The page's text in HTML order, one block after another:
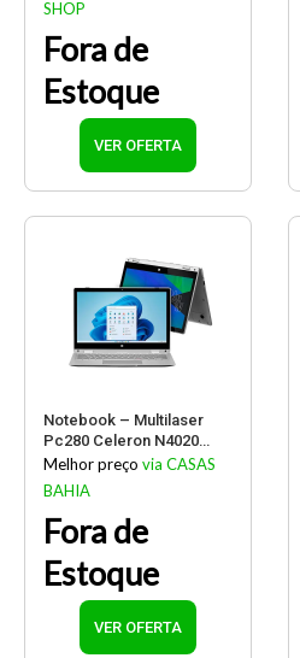
Windows 11 Home Galaxy
Book4 Ultra – C/ Monitor
16″ Polegadas
SHOP
Fora de
Estoque
VER OFERTA
Notebook – Multilaser
Pc280 Celeron N4020
1.10ghz 4gb 64gb Ssd
Intel Hd Graphics
Windows 11 Home M11w
– C/ Office 11,6″
Polegadas
Melhor preço via CASAS
BAHIA
Fora de
Estoque
VER OFERTA